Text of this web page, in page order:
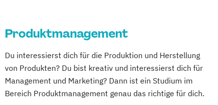
Ressourcenmanagement
Mechatronik - Mikrosystemtechnik
MedTech – Functional Imaging
Conventional & Ion Radiotherapy (EN)
Nachhaltige Produktion &
Green Science
Human Enhancement and Ethics
Human Resource Management
Human-Centered Computing
Produktmanagement
Du interessierst dich für die Produktion und Herstellung
von Produkten? Du bist kreativ und interessierst dich für
Management und Marketing? Dann ist ein Studium im
Bereich Produktmanagement genau das richtige für dich.